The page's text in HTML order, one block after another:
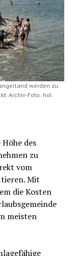
werden zu
Archiv-Foto: hol
des
zu
vom
Mit
die Kosten
meisten